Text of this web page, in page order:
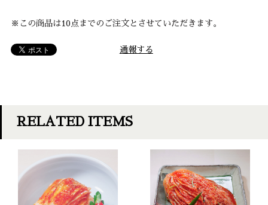
※この商品は10点までのご注文とさせていただきます。
通報する
RELATED ITEMS